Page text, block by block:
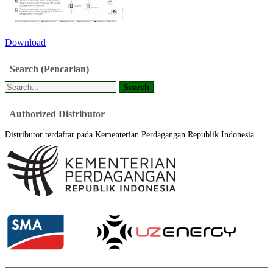
Download
Search (Pencarian)
Authorized Distributor
Distributor terdaftar pada Kementerian Perdagangan Republik Indonesia